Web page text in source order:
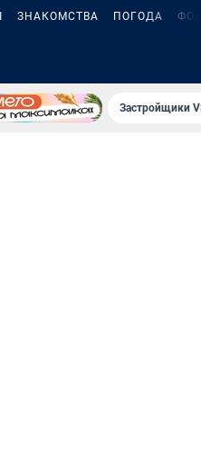
ЗНАКОМСТВА ПОГОДА
Застройщики